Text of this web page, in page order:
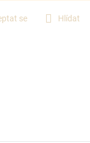
se Hlídat